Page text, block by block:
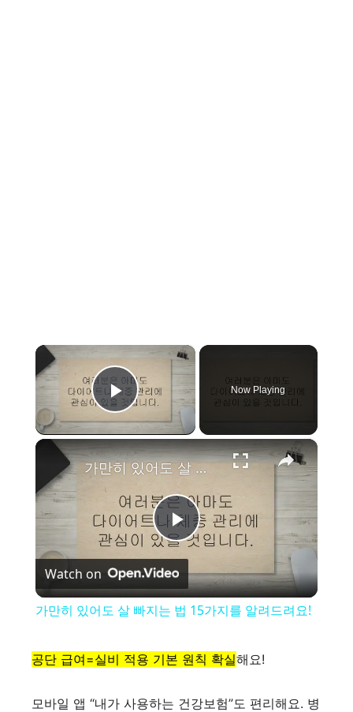
×
Play Video
Now Playing
×
P
l
가만히 있어도 살 빠지는 법 15가지를 알려드려요!
Watch on
가만히 있어도 살 빠지는 법 15가지를 알려드려요!
공단 급여=실비 적용 기본 원칙 확실해요!
모바일 앱 “내가 사용하는 건강보험”도 편리해요. 병